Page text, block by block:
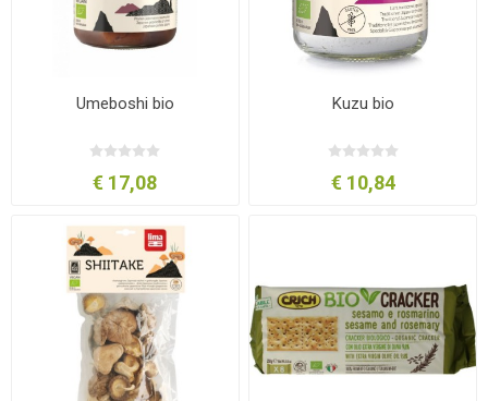
Umeboshi bio
€ 17,08
Kuzu bio
€ 10,84